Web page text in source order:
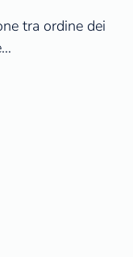
tra ordine dei